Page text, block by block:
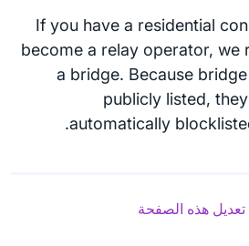
If you have a residential
become a relay operator, we
a bridge. Because
publicly listed,
automatically
تعديل هذه الصفحة